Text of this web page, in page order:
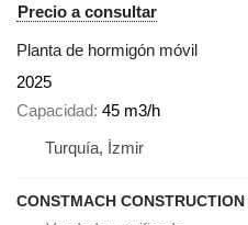
Precio a consultar
Planta de hormigón móvil
2025
Capacidad 45 m3/h
Turquía, İzmir
CONSTMACH